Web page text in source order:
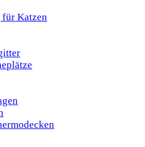
für Katzen